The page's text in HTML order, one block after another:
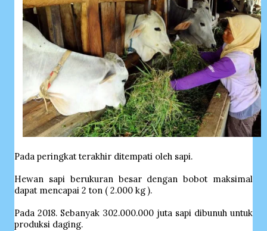
Pada peringkat terakhir ditempati oleh sapi.
Hewan sapi berukuran besar dengan bobot maksimal
dapat mencapai 2 ton ( 2.000 kg ).
Pada 2018. Sebanyak 302.000.000 juta sapi dibunuh untuk
produksi daging.